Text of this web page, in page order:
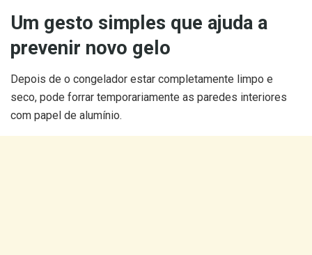
Um gesto simples que ajuda a
prevenir novo gelo
Depois de o congelador estar completamente limpo e
seco, pode forrar temporariamente as paredes interiores
com papel de alumínio.